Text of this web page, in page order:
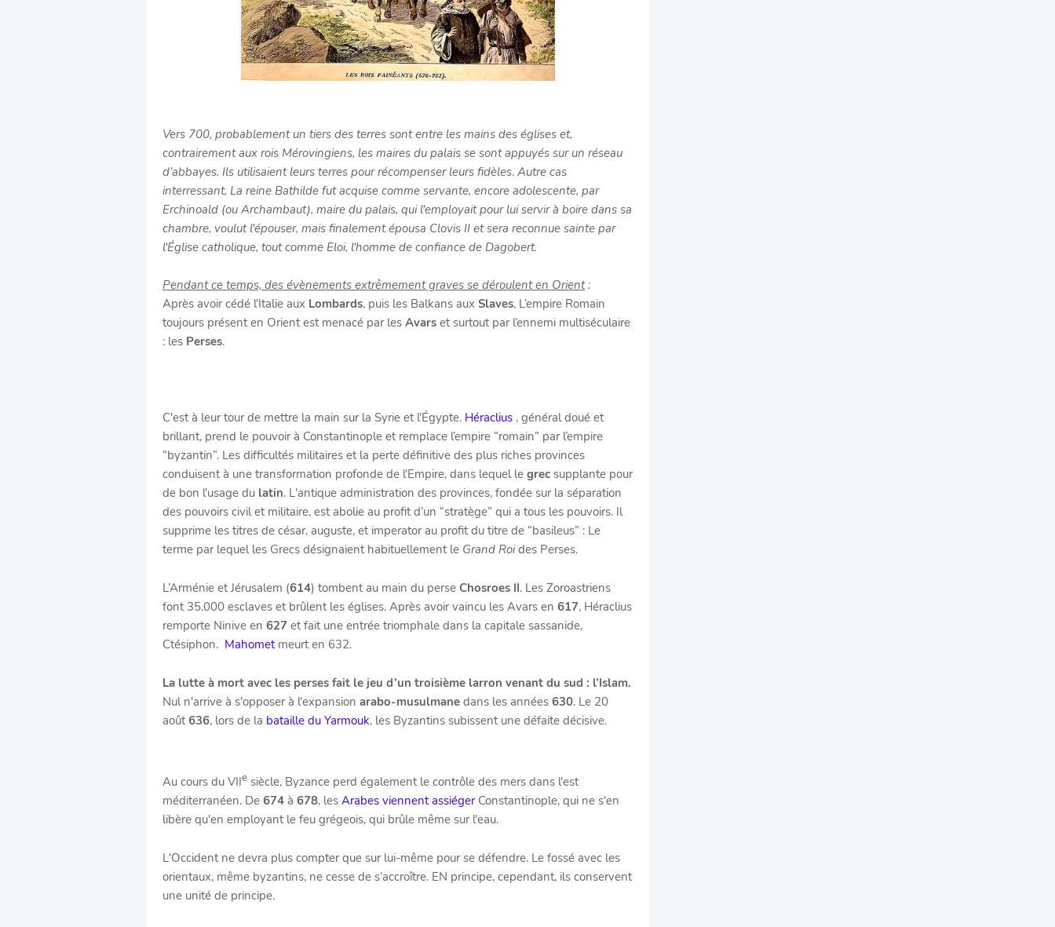
Vers 700, probablement un tiers des terres sont entre les mains des églises et,
contrairement aux rois Mérovingiens, les maires du palais se sont appuyés sur un réseau
d’abbayes. Ils utilisaient leurs terres pour récompenser leurs fidèles. Autre cas
interressant, La reine Bathilde fut acquise comme servante, encore adolescente, par
Erchinoald (ou Archambaut), maire du palais, qui l'employait pour lui servir à boire dans sa
chambre, voulut l'épouser, mais finalement épousa Clovis II et sera reconnue sainte par
l'Église catholique, tout comme Eloi, l'homme de confiance de Dagobert.
Pendant ce temps, des évènements extrêmement graves se déroulent en Orient:
Après avoir cédé l'Italie aux Lombards, puis les Balkans aux Slaves, L’empire Romain
toujours présent en Orient est menacé par les Avars et surtout par l’ennemi multiséculaire
: les Perses.
C'est à leur tour de mettre la main sur la Syrie et l'Égypte. Héraclius , général doué et
brillant, prend le pouvoir à Constantinople et remplace l’empire “romain” par l’empire
“byzantin”. Les difficultés militaires et la perte définitive des plus riches provinces
conduisent à une transformation profonde de l'Empire, dans lequel le grec supplante pour
de bon l'usage du latin. L'antique administration des provinces, fondée sur la séparation
des pouvoirs civil et militaire, est abolie au profit d’un “stratège” qui a tous les pouvoirs. Il
supprime les titres de césar, auguste, et imperator au profit du titre de “basileus” : Le
terme par lequel les Grecs désignaient habituellement le Grand Roides Perses.
L’Arménie et Jérusalem (614) tombent au main du perse Chosroes II. Les Zoroastriens
font 35.000 esclaves et brûlent les églises. Après avoir vaincu les Avars en 617, Héraclius
remporte Ninive en 627 et fait une entrée triomphale dans la capitale sassanide,
Ctésiphon. Mahometmeurt en 632.
La lutte à mort avec les perses fait le jeu d’un troisième larron venant du sud : l’Islam.
Nul n'arrive à s'opposer à l'expansion arabo-musulmane dans les années 630. Le 20
août636, lors de la bataille du Yarmouk, les Byzantins subissent une défaite décisive.
Au cours du VIIe siècle, Byzance perd également le contrôle des mers dans l'est
méditerranéen. De 674 à 678, les Arabes viennent assiégerConstantinople, qui ne s'en
libère qu'en employant le feu grégeois, qui brûle même sur l'eau.
L'Occident ne devra plus compter que sur lui-même pour se défendre. Le fossé avec les
orientaux, même byzantins, ne cesse de s’accroître. EN principe, cependant, ils conservent
une unité de principe.